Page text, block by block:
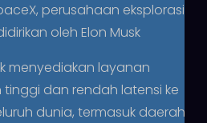
perusahaan eksplorasi
oleh Elon Musk
menyediakan layanan
tinggi dan rendah latensi ke
dunia, termasuk daerah-